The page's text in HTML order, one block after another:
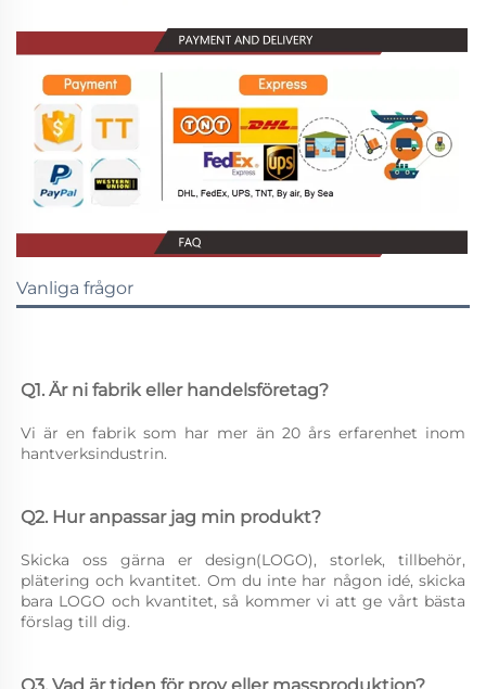
Vanliga frågor
Q1. Är ni fabrik eller handelsföretag?
Vi är en fabrik som har mer än 20 års erfarenhet inom
hantverksindustrin.
Q2. Hur anpassar jag min produkt?
Skicka oss gärna er design(LOGO), storlek, tillbehör,
plätering och kvantitet. Om du inte har någon idé, skicka
bara LOGO och kvantitet, så kommer vi att ge vårt bästa
förslag till dig.